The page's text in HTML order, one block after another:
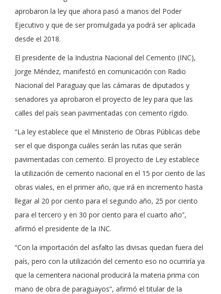
aprobaron la ley que ahora pasó a manos del Poder
Ejecutivo y que de ser promulgada ya podrá ser aplicada
desde el 2018.
El presidente de la Industria Nacional del Cemento (INC),
Jorge Méndez, manifestó en comunicación con Radio
Nacional del Paraguay que las cámaras de diputados y
senadores ya aprobaron el proyecto de ley para que las
calles del país sean pavimentadas con cemento rígido.
“La ley establece que el Ministerio de Obras Públicas debe
ser el que disponga cuáles serán las rutas que serán
pavimentadas con cemento. El proyecto de Ley establece
la utilización de cemento nacional en el 15 por ciento de las
obras viales, en el primer año, que irá en incremento hasta
llegar al 20 por ciento para el segundo año, 25 por ciento
para el tercero y en 30 por ciento para el cuarto año”,
afirmó el presidente de la INC.
“Con la importación del asfalto las divisas quedan fuera del
país, pero con la utilización del cemento eso no ocurriría ya
que la cementera nacional producirá la materia prima con
mano de obra de paraguayos”, afirmó el titular de la